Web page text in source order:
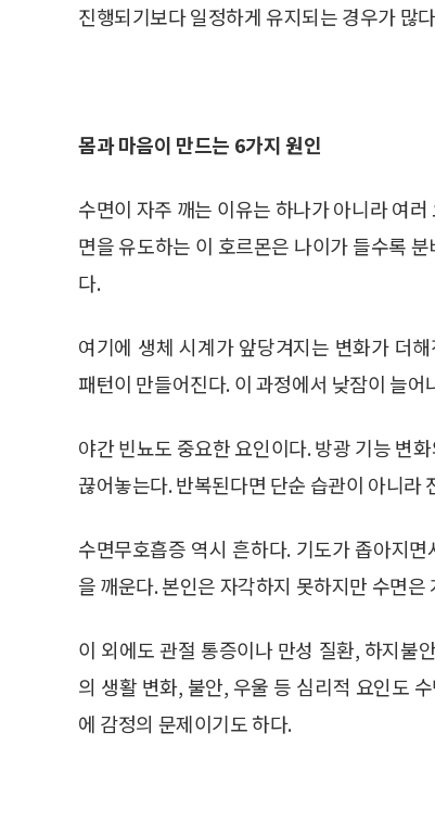
진행되기보다 일정하게 유지되는 경우가 많
몸과 마음이 만드는 6가지 원인
수면이 자주 깨는 이유는 하나가 아니라 여
면을 유도하는 이 호르몬은 나이가 들수록
다.
여기에 생체 시계가 앞당겨지는 변화가 더
패턴이 만들어진다. 이 과정에서 낮잠이 늘
야간 빈뇨도 중요한 요인이다. 방광 기능 변
끊어놓는다. 반복된다면 단순 습관이 아니라
수면무호흡증 역시 흔하다. 기도가 좁아지
을 깨운다. 본인은 자각하지 못하지만 수면
이 외에도 관절 통증이나 만성 질환, 하지불
의 생활 변화, 불안, 우울 등 심리적 요인도
에 감정의 문제이기도 하다.